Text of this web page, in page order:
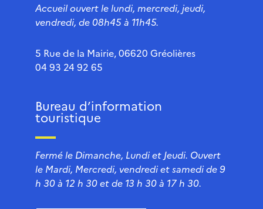
Accueil ouvert le lundi, mercredi, jeudi,
vendredi, de 08h45 à 11h45.
5 Rue de la Mairie, 06620 Gréolières
04 93 24 92 65
Bureau d’information
touristique
Fermé le Dimanche, Lundi et Jeudi. Ouvert
le Mardi, Mercredi, vendredi et samedi de 9
h 30 à 12 h 30 et de 13 h 30 à 17 h 30.